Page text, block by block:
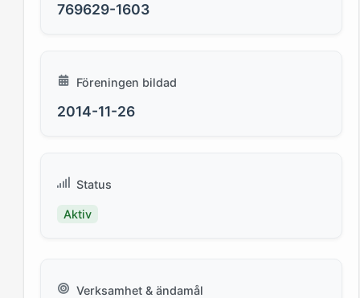
769629-1603
Föreningen bildad
2014-11-26
Status
Aktiv
Verksamhet & ändamål